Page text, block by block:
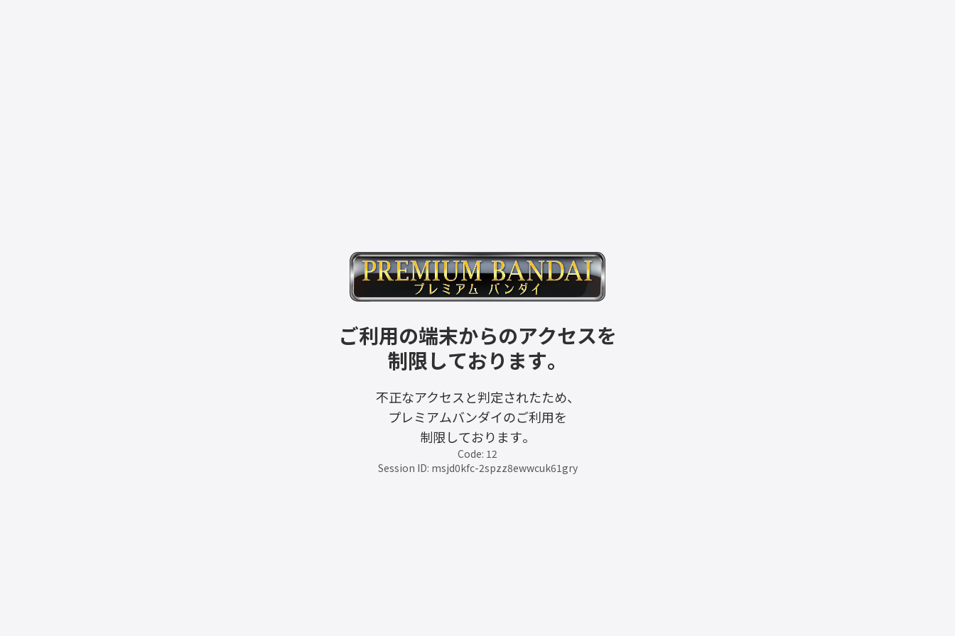
ご利用の端末からのアクセスを
制限しております。
不正なアクセスと判定されたため、
プレミアムバンダイのご利用を
制限しております。
Code: 12
Session ID: msjd0kfc-2spzz8ewwcuk61gry